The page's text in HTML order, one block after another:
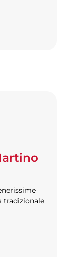
tradizionale